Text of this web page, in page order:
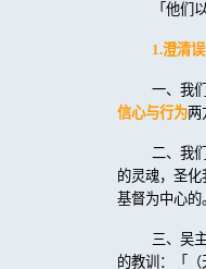
「他们
1.澄清
一、我
信心与行为两
二、我
的灵魂，圣
基督为中心的
三、吴
的教训：「